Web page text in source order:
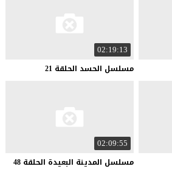
02:19:13
مسلسل الحسد الحلقة 21
02:09:55
مسلسل المدينة البعيدة الحلقة 48